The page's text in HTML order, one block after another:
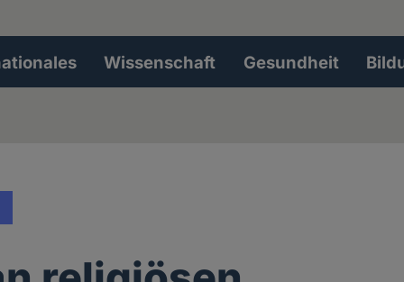
Wissenschaft Gesundheit